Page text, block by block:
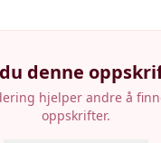
denne
hjelper andre å
oppskrifter.